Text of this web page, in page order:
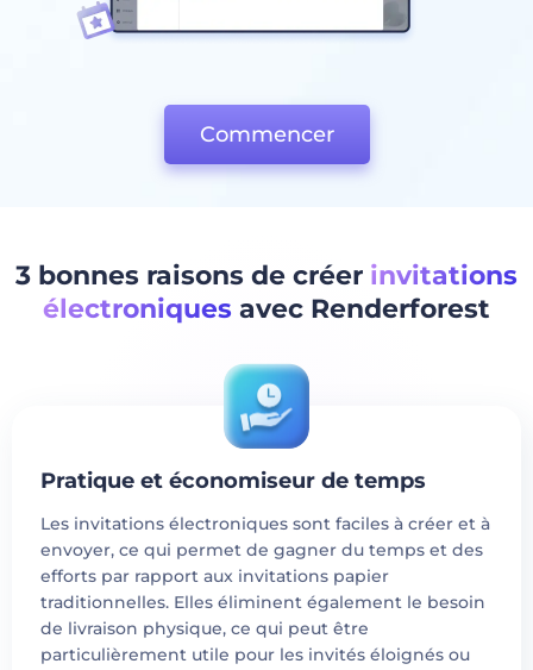
Commencer
3 bonnes raisons de créer invitations
électroniques avec Renderforest
Pratique et économiseur de temps
Les invitations électroniques sont faciles à créer et à
envoyer, ce qui permet de gagner du temps et des
efforts par rapport aux invitations papier
traditionnelles. Elles éliminent également le besoin
de livraison physique, ce qui peut être
particulièrement utile pour les invités éloignés ou